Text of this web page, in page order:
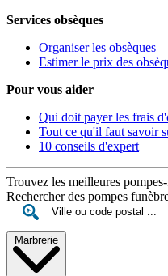
Services obsèques
Organiser les obsèques
Estimer le prix des
Pour vous aider
Qui doit payer les frais
Tout ce qu'il faut savoir
10 conseils d'expert
Trouvez les meilleures
Rechercher des pompes
Marbrerie